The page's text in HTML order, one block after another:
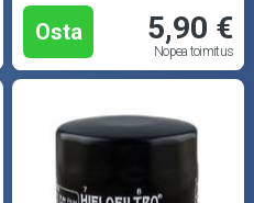
Osta 5,90 €
Nopea toimitus